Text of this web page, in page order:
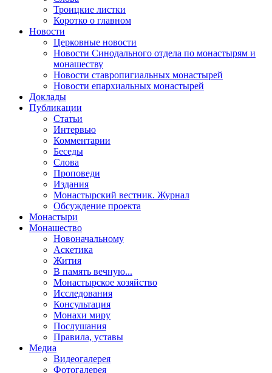
Троицкие листки
Коротко о главном
Новости
Церковные новости
Новости Синодального отдела по монастырям и
монашеству
Новости ставропигиальных монастырей
Новости епархиальных монастырей
Доклады
Публикации
Статьи
Интервью
Комментарии
Беседы
Слова
Проповеди
Издания
Монастырский вестник. Журнал
Обсуждение проекта
Монастыри
Монашество
Новоначальному
Аскетика
Жития
В память вечную...
Монастырское хозяйство
Исследования
Консультация
Монахи миру
Послушания
Правила, уставы
Медиа
Видеогалерея
Фотогалерея